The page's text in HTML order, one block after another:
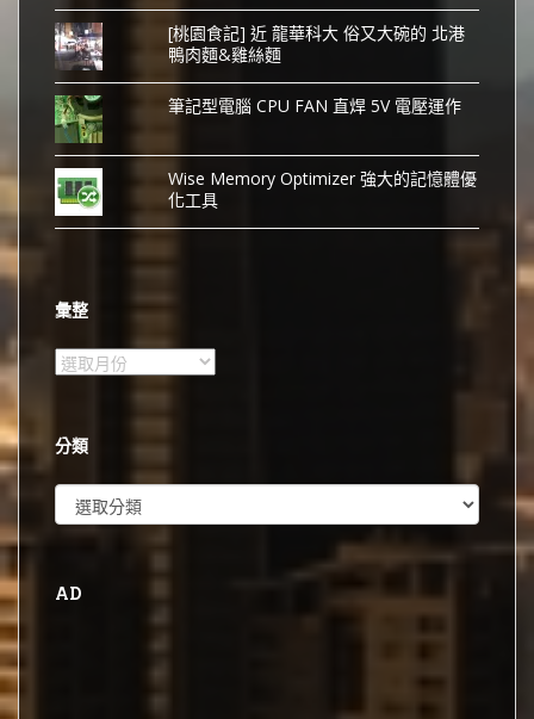
[桃園食記] 近 龍華科大 俗又大碗的 北港
鴨肉麵&雞絲麵
筆記型電腦 CPU FAN 直焊 5V 電壓運作
Wise Memory Optimizer 強大的記憶體優
化工具
彙整
彙
分類
類
AD